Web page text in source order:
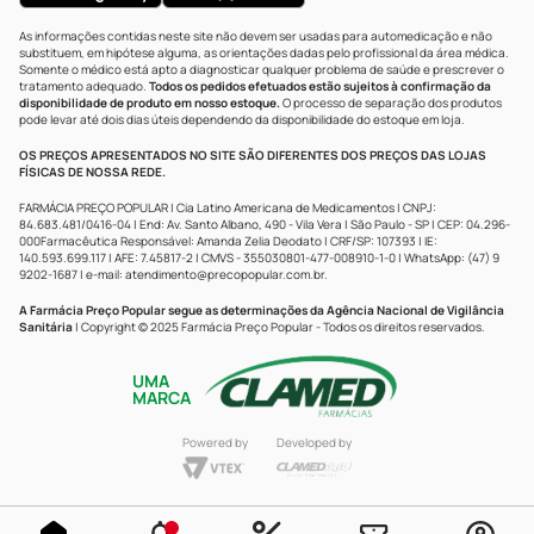
As informações contidas neste site não devem ser usadas para automedicação e não
substituem, em hipótese alguma, as orientações dadas pelo profissional da área médica.
Somente o médico está apto a diagnosticar qualquer problema de saúde e prescrever o
tratamento adequado. Todos os pedidos efetuados estão sujeitos à confirmação da
disponibilidade de produto em nosso estoque.O processo de separação dos produtos
pode levar até dois dias úteis dependendo da disponibilidade do estoque em loja.
OS PREÇOS APRESENTADOS NO SITE SÃO DIFERENTES DOS PREÇOS DAS LOJAS
FÍSICAS DE NOSSA REDE.
FARMÁCIA PREÇO POPULAR | Cia Latino Americana de Medicamentos | CNPJ:
84.683.481/0416-04 | End: Av. Santo Albano, 490 - Vila Vera | São Paulo - SP | CEP: 04.296-
000Farmacêutica Responsável: Amanda Zelia Deodato | CRF/SP: 107393 | IE:
140.593.699.117 | AFE: 7.45817-2 | CMVS - 355030801-477-008910-1-0 | WhatsApp: (47) 9
9202-1687 | e-mail: atendimento@precopopular.com.br.
A Farmácia Preço Popular segue as determinações da Agência Nacional de Vigilância
Sanitária | Copyright © 2025 Farmácia Preço Popular - Todos os direitos reservados.
UMA
MARCA
Powered by Developed by